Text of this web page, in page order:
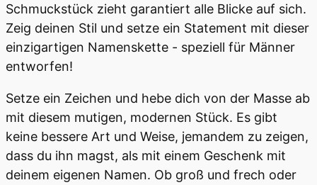
Schmuckstück zieht garantiert alle Blicke auf sich.
Zeig deinen Stil und setze ein Statement mit dieser
einzigartigen Namenskette - speziell für Männer
entworfen!
Setze ein Zeichen und hebe dich von der Masse ab
mit diesem mutigen, modernen Stück. Es gibt
keine bessere Art und Weise, jemandem zu zeigen,
dass du ihn magst, als mit einem Geschenk mit
deinem eigenen Namen. Ob groß und frech oder